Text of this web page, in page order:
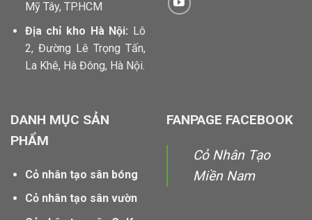
Mỹ Tây, TP.HCM
Địa chỉ kho Hà Nội: Lô
2, Đường Lê Trọng Tấn,
La Khê, Hà Đông, Hà Nội.
DANH MỤC SẢN
PHẨM
Cỏ nhân tạo sân bóng
Cỏ nhân tạo sân vườn
FANPAGE FACEBOOK
Cỏ Nhân Tạo
Miền Nam